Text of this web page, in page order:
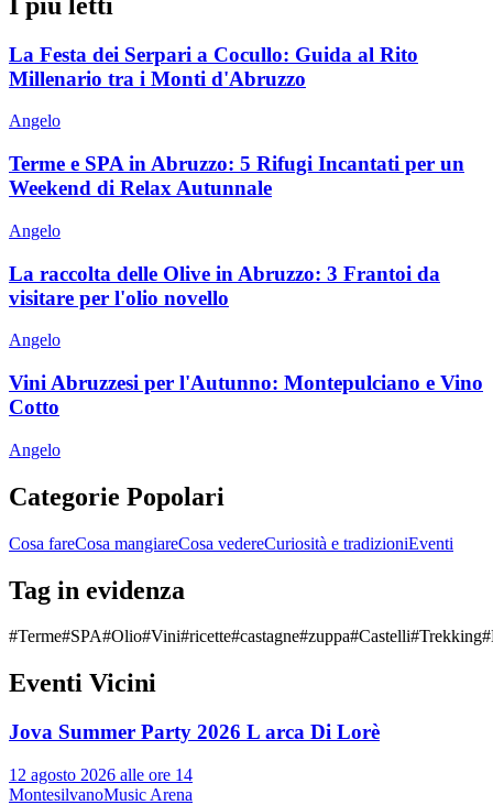
La Festa dei Serpari a Cocullo: Guida al Rito
Millenario tra i Monti d'Abruzzo
Angelo
Terme e SPA in Abruzzo: 5 Rifugi Incantati per un
Weekend di Relax Autunnale
Angelo
La raccolta delle Olive in Abruzzo: 3 Frantoi da
visitare per l'olio novello
Angelo
Vini Abruzzesi per l'Autunno: Montepulciano e Vino
Cotto
Angelo
Categorie Popolari
Cosa fareCosa mangiareCosa vedereCuriosità e tradizioniEventi
Tag in evidenza
#Terme#SPA#Olio#Vini#ricette#castagne#zuppa#Castelli#Trekking#
Eventi Vicini
Jova Summer Party 2026 L arca Di Lorè
12 agosto 2026 alle ore 14
MontesilvanoMusic Arena